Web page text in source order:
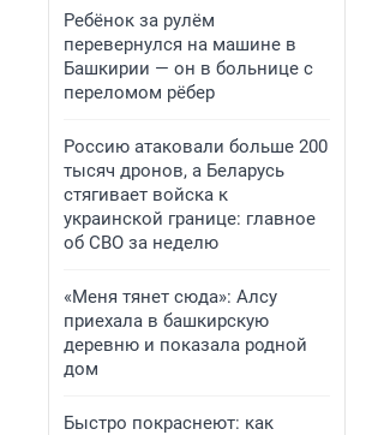
Ребёнок за рулём
перевернулся на машине в
Башкирии — он в больнице с
переломом рёбер
Россию атаковали больше 200
тысяч дронов, а Беларусь
стягивает войска к
украинской границе: главное
об СВО за неделю
«Меня тянет сюда»: Алсу
приехала в башкирскую
деревню и показала родной
дом
Быстро покраснеют: как